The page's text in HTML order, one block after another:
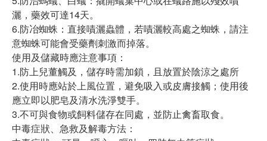
灑，藥效可達14天。
6.防冶蜘蛛：直接嘖灑蟲體，若嘖灑較高處之蜘蛛，請注
意蜘蛛可能會受藥劑刺激而掉落。
使用及儲藏時應注意事項：
1.防上兒董觸及，儲存時需加鎖，且放置於陰涼之處所
2.使用時應站於上風位置，避免吸入或皮膚接觸；使用後
應立即以肥皂及清水洗淨雙手。
3.不可與食物或飼料儲存在同處，並防止禽畜取食。
中毒症狀、急救及解毒方法：